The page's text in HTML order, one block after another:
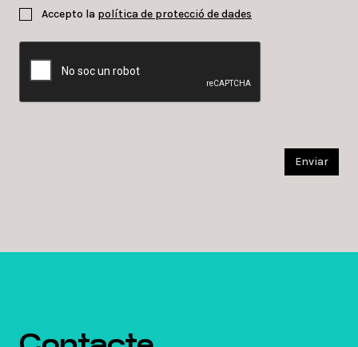
Accepto la política de protecció de dades
Enviar